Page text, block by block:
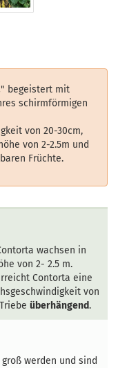
" begeistert mit
schirmförmigen
von 20-30cm,
von 2-2.5m und
Früchte.
wachsen in
von 2- 2.5 m.
Contorta eine
von
überhängend.
werden und sind